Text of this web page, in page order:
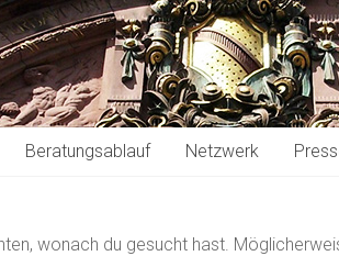
Beratungsablauf Netzwerk
wonach du gesucht hast.